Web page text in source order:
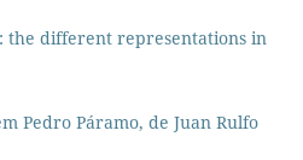
the different representations in
Pedro Páramo, de Juan Rulfo